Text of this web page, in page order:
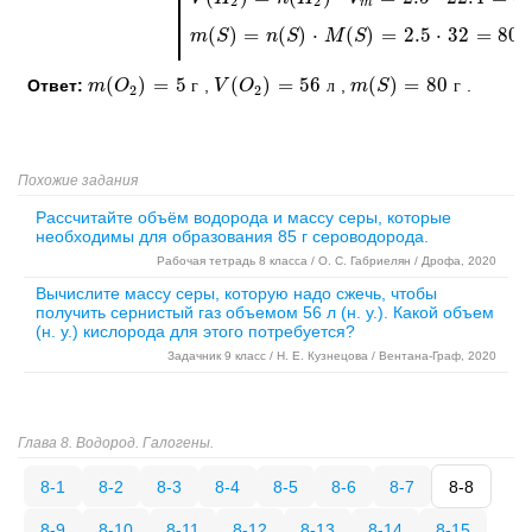
Ответ: m(O2) = 5 г
m(O2)= 5г V (O2) = 56 л
V( O2)= 56л m(S) = 80 г
m(S)= 80г
m(S) = n(S) ⋅ M(S) = 2.5 ⋅ 32 = 80
m(S)= n(S )⋅M (S = 2.5⋅32= 80г
Похожие задания
Рассчитайте объём водорода и массу серы, которые
необходимы для образования 85 г сероводорода.
Рабочая тетрадь 8 класса / О. С. Габриелян / Дрофа, 2020
Вычислите массу серы, которую надо сжечь, чтобы
получить сернистый газ объемом 56 л (н. у.). Какой объем
(н. у.) кислорода для этого потребуется?
Задачник 9 класс / Н. Е. Кузнецова / Вентана-Граф, 2020
Глава 8. Водород. Галогены.
8-1 8-2 8-3 8-4 8-5 8-6 8-7 8-8